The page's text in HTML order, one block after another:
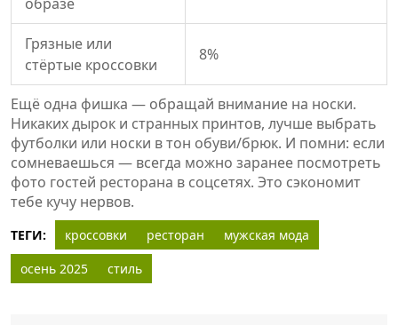
Грязные или
стёртые кроссовки
8%
Ещё одна фишка — обращай внимание на носки.
Никаких дырок и странных принтов, лучше выбрать
футболки или носки в тон обуви/брюк. И помни: если
сомневаешься — всегда можно заранее посмотреть
фото гостей ресторана в соцсетях. Это сэкономит
тебе кучу нервов.
ТЕГИ: кроссовки ресторан
мужская мода
осень 2025
стиль